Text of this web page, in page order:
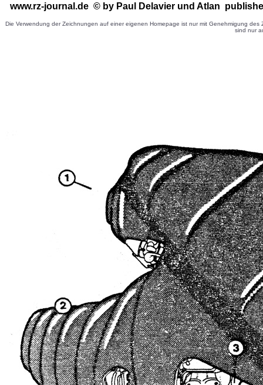
www.rz-journal.de © by Paul Delavier und Atlan
Die Verwendung der Zeichnungen auf einer eigenen Homepage ist nur mit Genehmigung
sind nur